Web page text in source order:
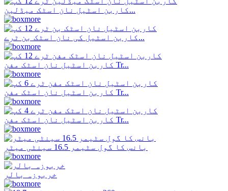
کاربن اسٹیل نان اسٹک میڈلین...
کاربن اسٹیل کی نان اسٹک بن ٹرے...
کاربن اسٹیل نان اسٹک مفن Tr...
کاربن اسٹیل نان اسٹک مفن Tr...
کاربن اسٹیل نان اسٹک مفن Tr...
بانس کا گول سٹیمر 16.5 سینٹی میٹر
خربوزہ بالر